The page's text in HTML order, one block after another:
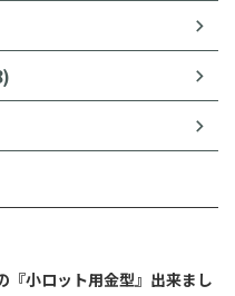
『小ロット用金型』出来まし